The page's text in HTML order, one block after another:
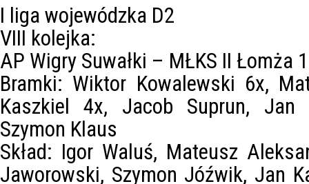
I liga wojewódzka D2
VIII kolejka:
AP Wigry Suwałki – MŁKS II Łomża
Bramki: Wiktor Kowalewski 6x,
Kaszkiel 4x, Jacob Suprun, Jan
Szymon Klaus
Skład: Igor Waluś, Mateusz
Jaworowski, Szymon Jóźwik, Jan